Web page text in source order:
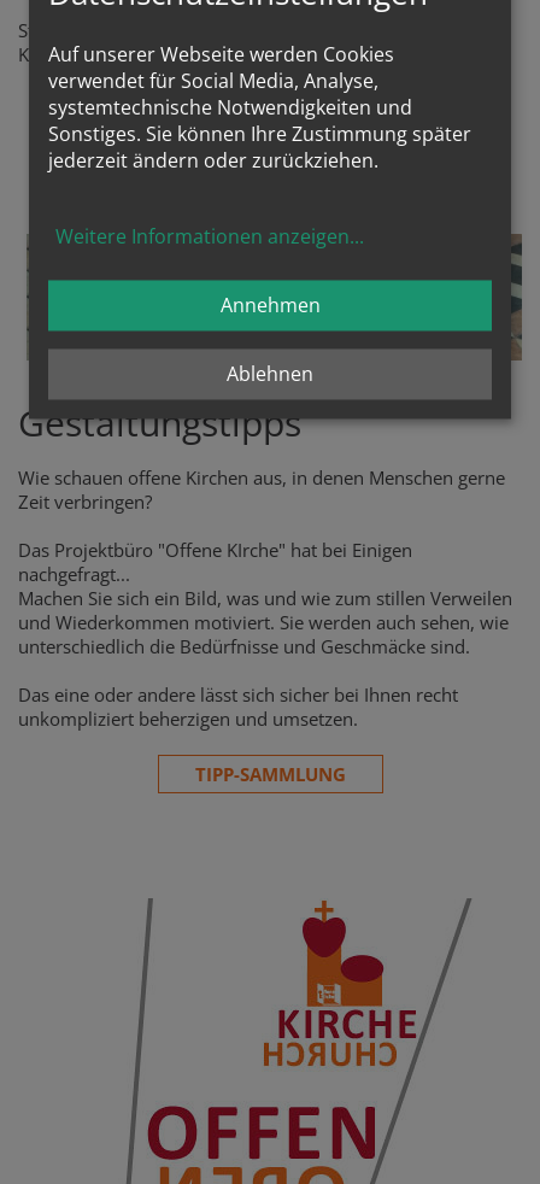
Stellplatz bzw. Ständer ermöglicht es einen Stopp bei der
Kirche zu machen und die Seele neu aufzutanken.
PARK+PRAY
Gestaltungstipps
Wie schauen offene Kirchen aus, in denen Menschen gerne
Zeit verbringen?
Das Projektbüro "Offene KIrche" hat bei Einigen
nachgefragt...
Machen Sie sich ein Bild, was und wie zum stillen Verweilen
und Wiederkommen motiviert. Sie werden auch sehen, wie
unterschiedlich die Bedürfnisse und Geschmäcke sind.
Das eine oder andere lässt sich sicher bei Ihnen recht
unkompliziert beherzigen und umsetzen.
TIPP-SAMMLUNG
Auf unserer Webseite werden Cookies
verwendet für Social Media, Analyse,
systemtechnische Notwendigkeiten und
Sonstiges. Sie können Ihre Zustimmung später
jederzeit ändern oder zurückziehen.
Weitere Informationen anzeigen...
Ablehnen
Annehmen